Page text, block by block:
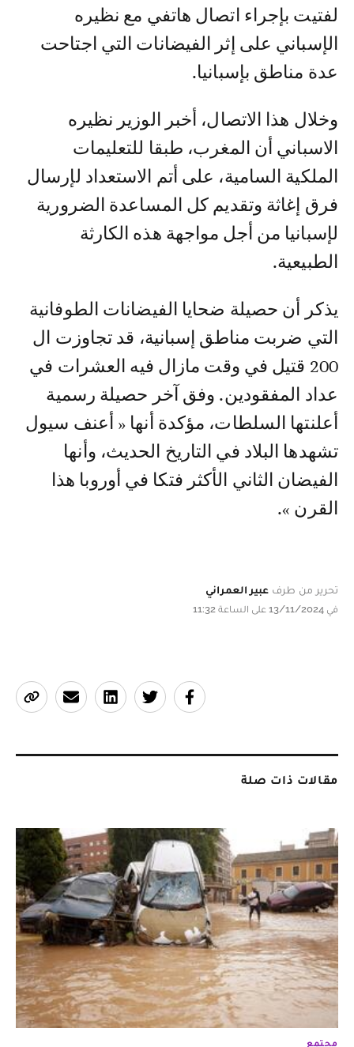
لفتيت بإجراء اتصال هاتفي مع نظيره
الإسباني على إثر الفيضانات التي اجتاحت
عدة مناطق بإسبانيا.
وخلال هذا الاتصال، أخبر الوزير نظيره
الاسباني أن المغرب، طبقا للتعليمات
الملكية السامية، على أتم الاستعداد لإرسال
فرق إغاثة وتقديم كل المساعدة الضرورية
لإسبانيا من أجل مواجهة هذه الكارثة
الطبيعية.
يذكر أن حصيلة ضحايا الفيضانات الطوفانية
التي ضربت مناطق إسبانية، قد تجاوزت ال
200 قتيل في وقت مازال فيه العشرات في
عداد المفقودين. وفق آخر حصيلة رسمية
أعلنتها السلطات، مؤكدة أنها « أعنف سيول
تشهدها البلاد في التاريخ الحديث، وأنها
الفيضان الثاني الأكثر فتكا في أوروبا هذا
القرن ».
تحرير من طرف عبير العمراني
في 13/11/2024 على الساعة 11:32
مقالات ذات صلة
مجتمع